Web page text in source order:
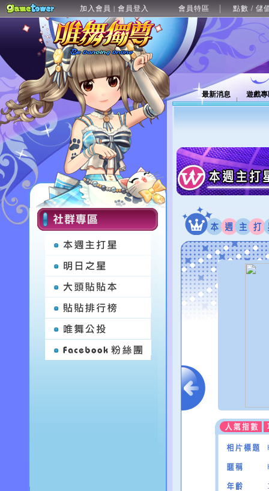
加入會員 | 會員登入 會員特區 點數 / 儲
最新消息 遊戲